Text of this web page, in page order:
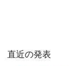
直近の発表